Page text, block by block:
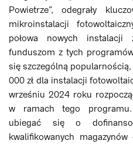
Powietrze”, odegrały
mikroinstalacji
połowa nowych instalacji
funduszom z tych
się szczególną
000 zł dla instalacji
wrześniu 2024 roku
w ramach tego
ubiegać się o
kwalifikowanych